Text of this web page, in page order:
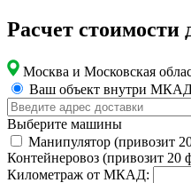
Расчет стоимости
Москва и Московская
Ваш объект внутри
Выберите машины
Манипулятор (привозит
Контейнеровоз (привозит
Километраж от МКАД: